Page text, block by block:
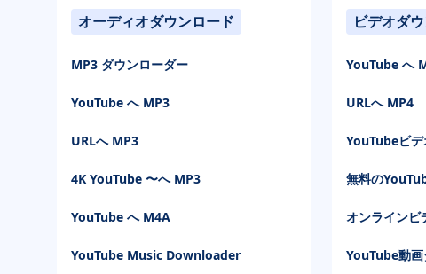
オーディオダウンロード
MP3 ダウンローダー
YouTube へ MP3
URLへ MP3
4K YouTube 〜へ MP3
YouTube へ M4A
YouTube Music Downloader
ビデオダ
YouTube へ
URLへ MP4
YouTubeビ
無料の
オンラインビ
YouTube動